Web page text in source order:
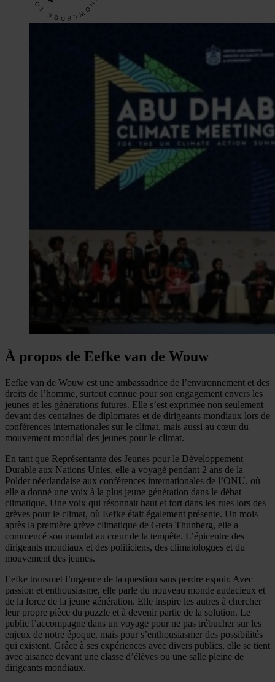
À propos de Eefke van de Wouw
Eefke van de Wouw est une ambassadrice de l’environnement et des
droits de l’homme, surtout connue pour son engagement envers les
jeunes et les générations futures. Elle s’est exprimée non seulement
devant des centaines de diplomates et de dirigeants mondiaux lors de
conférences internationales sur le climat, mais aussi au cœur du
mouvement mondial des jeunes pour le climat.
En tant que Représentante des Jeunes pour le Développement
Durable aux Nations Unies, elle a voyagé pendant 2 ans de la
Polder néerlandaise aux conférences internationales de l’ONU, où
elle a donné une voix à la plus jeune génération dans le débat
climatique. Une voix qui résonnait haut et fort dans les rues lors des
grèves pour le climat, où Eefke était également présente. Un mois
après la première grève climatique de Greta Thunberg, elle a
commencé son mandat au cœur de la tempête. L’épicentre des
dirigeants mondiaux et des politiciens, des climatologues et du
mouvement des jeunes.
Eefke transmet l’urgence de la question sans perdre espoir. Avec
passion et enthousiasme, elle parle du nouveau monde audacieux et
de la force de la jeune génération. Elle inspire les autres à chercher
leur propre pièce du puzzle et à devenir partie de la solution. Le
public l’accompagne dans un voyage pour ne pas trébucher sur les
enjeux de notre époque, mais pour s’enthousiasmer des possibilités
qui existent. Grâce à ses expériences avec divers publics, elle se tient
avec aisance devant une classe d’élèves ou une salle pleine de
dirigeants mondiaux.